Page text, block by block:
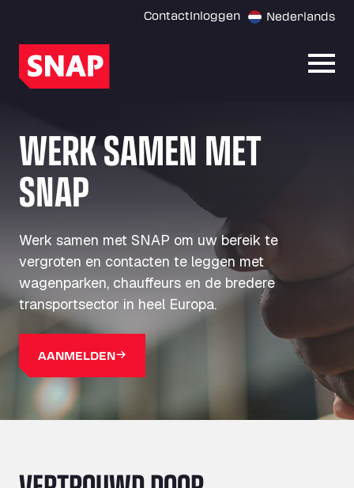
ContactInloggen Nederlands
WERK SAMEN MET
SNAP
Werk samen met SNAP om uw bereik te
vergroten en contacten te leggen met
wagenparken, chauffeurs en de bredere
transportsector in heel Europa.
AANMELDEN